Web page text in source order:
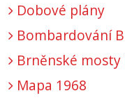
Dobové plány
Bombardování
Brněnské mosty
Mapa 1968